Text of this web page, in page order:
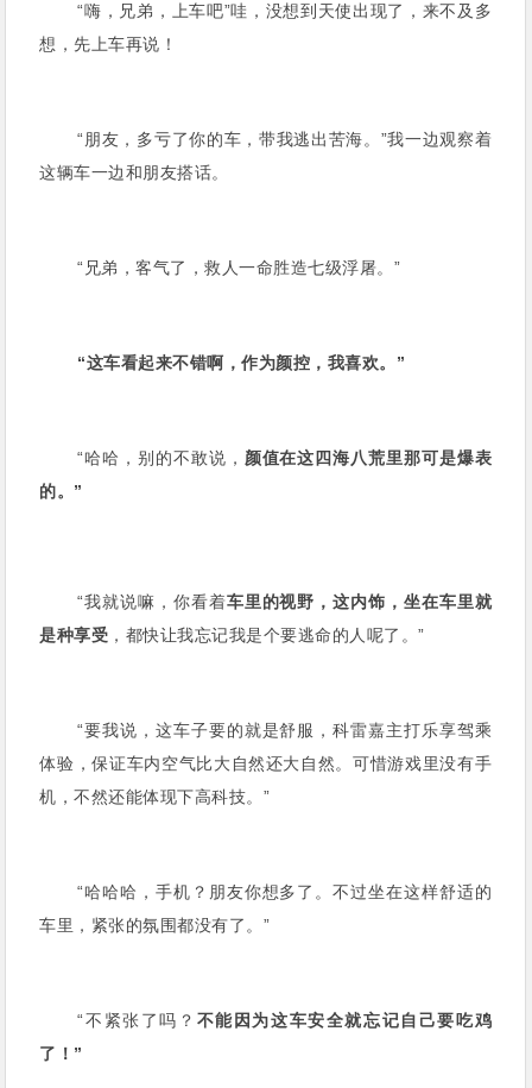
“嗨，兄弟，上车吧”哇，没想到天使出现了，来不及多
想，先上车再说！
“朋友，多亏了你的车，带我逃出苦海。”我一边观察着
这辆车一边和朋友搭话。
“兄弟，客气了，救人一命胜造七级浮屠。”
“这车看起来不错啊，作为颜控，我喜欢。”
“哈哈，别的不敢说， 颜值在这四海八荒里那可是爆表
的。”
“我就说嘛，你看着车里的视野，这内饰，坐在车里就
是种享受 ，都快让我忘记我是个要逃命的人呢了。”
“要我说，这车子要的就是舒服，科雷嘉主打乐享驾乘
体验，保证车内空气比大自然还大自然。可惜游戏里没有手
机，不然还能体现下高科技。”
“哈哈哈，手机？朋友你想多了。不过坐在这样舒适的
车里，紧张的氛围都没有了。”
“不紧张了吗？ 不能因为这车安全就忘记自己要吃鸡
了！”